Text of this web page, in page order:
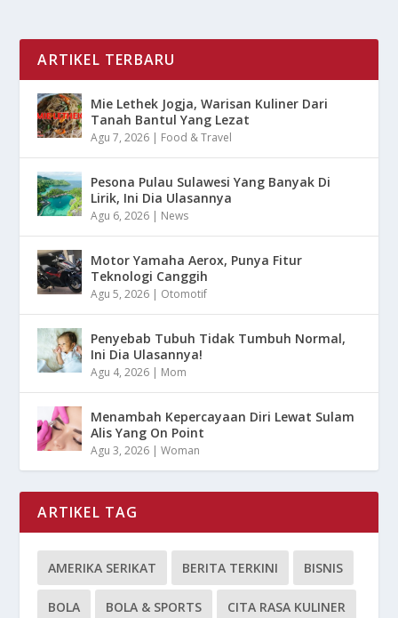
ARTIKEL TERBARU
Mie Lethek Jogja, Warisan Kuliner Dari
Tanah Bantul Yang Lezat
Agu 7, 2026 | Food & Travel
Pesona Pulau Sulawesi Yang Banyak Di
Lirik, Ini Dia Ulasannya
Agu 6, 2026 | News
Motor Yamaha Aerox, Punya Fitur
Teknologi Canggih
Agu 5, 2026 | Otomotif
Penyebab Tubuh Tidak Tumbuh Normal,
Ini Dia Ulasannya!
Agu 4, 2026 | Mom
Menambah Kepercayaan Diri Lewat Sulam
Alis Yang On Point
Agu 3, 2026 |Woman
ARTIKEL TAG
AMERIKA SERIKAT BERITA TERKINI BISNIS
BOLA BOLA & SPORTS CITA RASA KULINER